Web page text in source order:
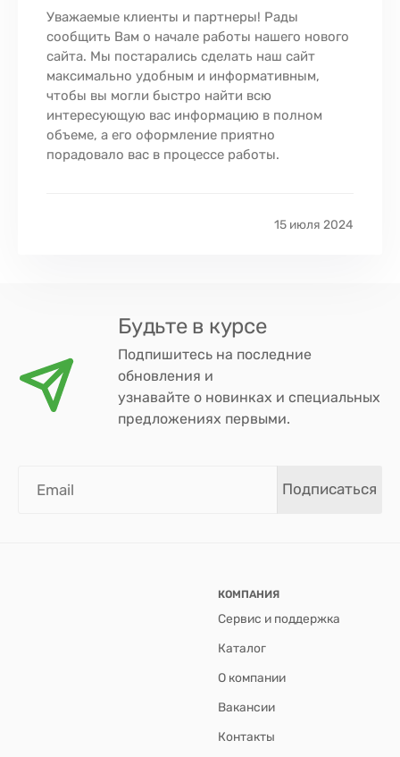
Уважаемые клиенты и партнеры! Рады
сообщить Вам о начале работы нашего нового
сайта. Мы постарались сделать наш сайт
максимально удобным и информативным,
чтобы вы могли быстро найти всю
интересующую вас информацию в полном
объеме, а его оформление приятно
порадовало вас в процессе работы.
15 июля 2024
Будьте в курсе
Подпишитесь на последние
обновления и
узнавайте о новинках и специальных
предложениях первыми.
Подписаться
КОМПАНИЯ
Сервис и поддержка
Каталог
О компании
Вакансии
Контакты